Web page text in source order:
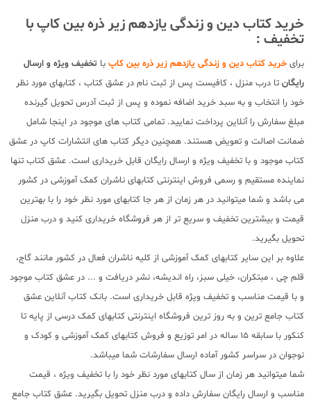
خرید کتاب دین و زندگی یازدهم زیر ذره بین کاپ با
تخفیف :
برای خرید کتاب دین و زندگی یازدهم زیر ذره بین کاپ با تخفیف ویژه و ارسال
رایگان تا درب منزل ، کافیست پس از ثبت نام در عشق کتاب ، کتابهای مورد نظر
خود را انتخاب و به سبد خرید اضافه نموده و پس از ثبت آدرس تحویل گیرنده
مبلغ سفارش را آنلاین پرداخت نمایید. تمامی کتاب های موجود در اینجا شامل
ضمانت اصالت و تعویض هستند. همچنین دیگر کتاب های انتشارات کاپ در عشق
کتاب موجود و با تخفیف ویژه و ارسال رایگان قابل خریداری است. عشق کتاب تنها
نماینده مستقیم و رسمی فروش اینترنتی کتابهای ناشران کمک آموزشی در کشور
می باشد و شما میتوانید در هر زمان از هر جا کتابهای مورد نظر خود را با بهترین
قیمت و بیشترین تخفیف و سریع تر از هر فروشگاه خریداری کنید و درب منزل
تحویل بگیرید.
علاوه بر این سایر کتابهای کمک آموزشی از کلیه ناشران فعال در کشور مانند گاج،
قلم چی ، مبتکران، خیلی سبز، راه اندیشه، نشر دریافت و ... در عشق کتاب موجود
و با قیمت مناسب و تخفیف ویژه قابل خریداری است. بانک کتاب آنلاین عشق
کتاب جامع ترین و به روز ترین فروشگاه اینترنتی کتابهای کمک درسی از پایه تا
کنکور با سابقه 15 ساله در امر توزیع و فروش کتابهای کمک آموزشی و کودک و
نوجوان در سراسر کشور آماده ارسال سفارشات شما میباشد.
شما میتوانید هر زمان از سال کتابهای مورد نظر خود را با تخفیف ویژه ، قیمت
مناسب و ارسال رایگان سفارش داده و درب منزل تحویل بگیرید. عشق کتاب جامع